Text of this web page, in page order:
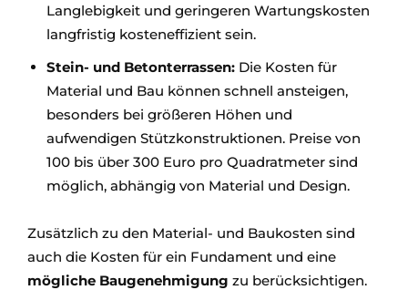
Langlebigkeit und geringeren Wartungskosten
langfristig kosteneffizient sein.
Stein- und Betonterrassen: Die Kosten für
Material und Bau können schnell ansteigen,
besonders bei größeren Höhen und
aufwendigen Stützkonstruktionen. Preise von
100 bis über 300 Euro pro Quadratmeter sind
möglich, abhängig von Material und Design.
Zusätzlich zu den Material- und Baukosten sind
auch die Kosten für ein Fundament und eine
mögliche Baugenehmigung zu berücksichtigen.